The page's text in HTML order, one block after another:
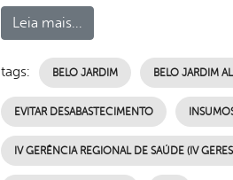
Leia mais...
tags: BELO JARDIM BELO JARDIM
EVITAR DESABASTECIMENTO
IV GERÊNCIA REGIONAL DE SAÚDE (IV